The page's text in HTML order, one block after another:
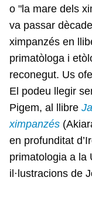
o "la mare dels
va passar
ximpanzés en
primatòloga i
reconegut. Us
El podeu llegir
Pigem, al llibre
ximpanzés
en profunditat
primatologia a la
il·lustracions de